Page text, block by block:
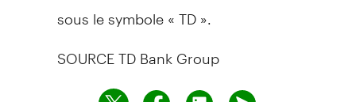
sous le symbole « TD ».
SOURCE TD Bank Group